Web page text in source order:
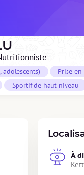
adolescents) Prise
Sportif de haut niveau
À